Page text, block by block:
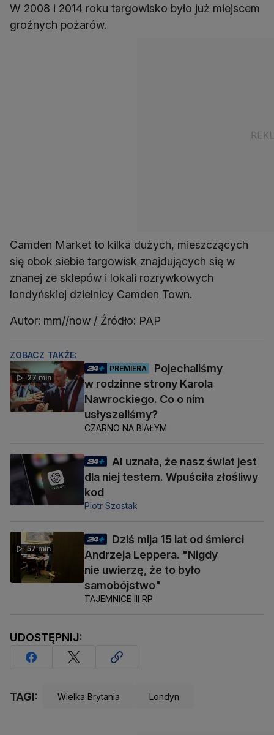
W 2008 i 2014 roku targowisko było już miejscem
groźnych pożarów.
Camden Market to kilka dużych, mieszczących
się obok siebie targowisk znajdujących się w
znanej ze sklepów i lokali rozrywkowych
londyńskiej dzielnicy Camden Town.
Autor: mm//now / Źródło: PAP
ZOBACZ TAKŻE:
27 min
PREMIERA
Pojechaliśmy
w rodzinne strony Karola
Nawrockiego. Co o nim
usłyszeliśmy?
CZARNO NA BIAŁYM
AI uznała, że nasz świat jest
dla niej testem. Wpuściła złośliwy
kod
Piotr Szostak
57 min
Dziś mija 15 lat od śmierci
Andrzeja Leppera. "Nigdy
nie uwierzę, że to było
samobójstwo"
TAJEMNICE III RP
UDOSTĘPNIJ:
TAGI: Wielka Brytania Londyn